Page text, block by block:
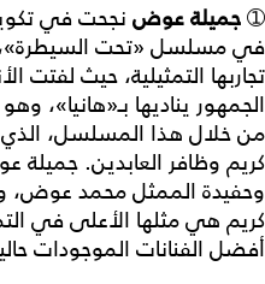
➀جميلةعوض نجحت في
في مسلسل «تحت
تجاربها التمثيلية، حيث لفتت
الجمهور يناديها
من خلال هذا المسلسل،
كريم وظافر العابدين.
وحفيدة الممثل محمد عوض،
كريم هي مثلها الأعلى في
أفضل الفنانات الموجودات